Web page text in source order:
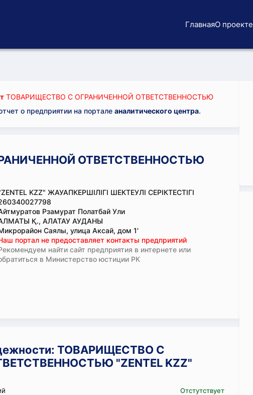
ГлавнаяО проекте
ТОВАРИЩЕСТВО С ОГРАНИЧЕННОЙ ОТВЕТСТВЕННОСТЬЮ
о предприятии на портале аналитического центра.
ОТВЕТСТВЕННОСТЬЮ
KZZ" ЖАУАПКЕРШІЛІГІ ШЕКТЕУЛІ СЕРІКТЕСТІГІ
Рзамурат Полатбай Ули
Қ., АЛАТАУ АУДАНЫ
Саялы, улица Аксай, дом 1'
портал не предоставляет контакты предприятий
найти сайт предприятия в интернете или
в Министерство юстиции РК
ТОВАРИЩЕСТВО С
"ZENTEL KZZ"
Отстутствует